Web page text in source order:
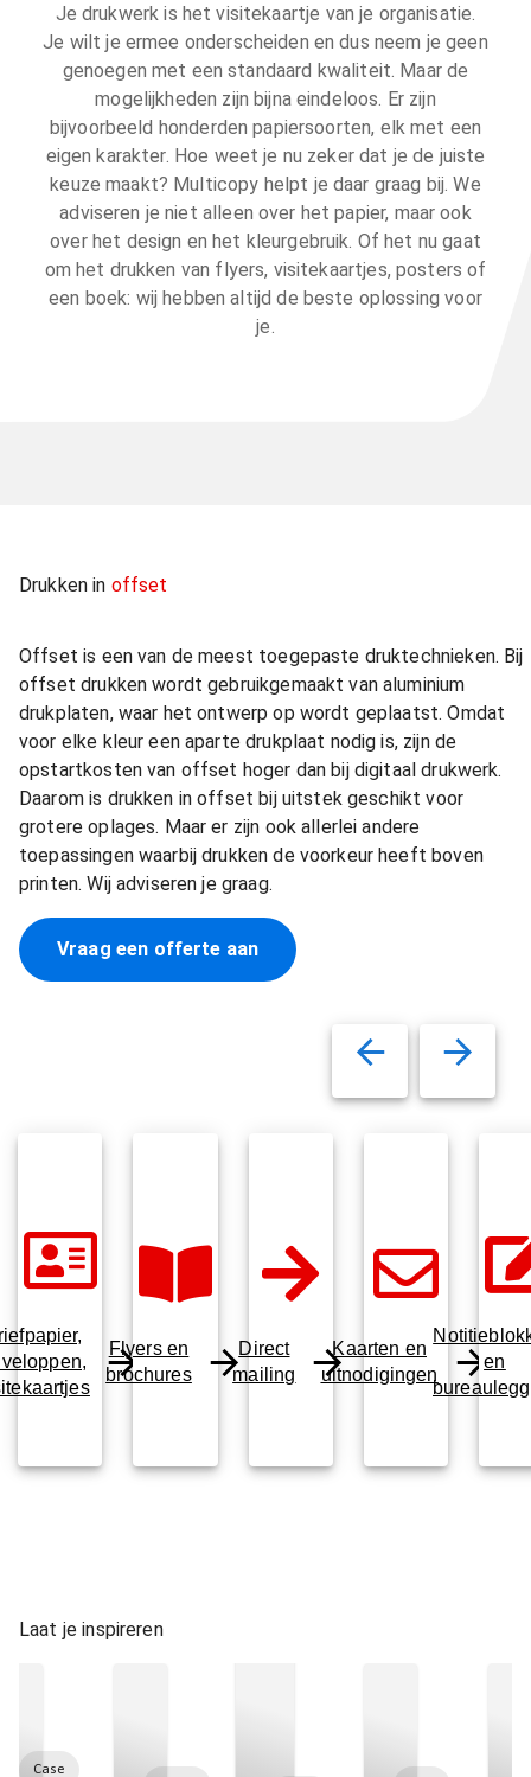
Je drukwerk is het visitekaartje van je organisatie.
Je wilt je ermee onderscheiden en dus neem je geen
genoegen met een standaard kwaliteit. Maar de
mogelijkheden zijn bijna eindeloos. Er zijn
bijvoorbeeld honderden papiersoorten, elk met een
eigen karakter. Hoe weet je nu zeker dat je de juiste
keuze maakt? Multicopy helpt je daar graag bij. We
adviseren je niet alleen over het papier, maar ook
over het design en het kleurgebruik. Of het nu gaat
om het drukken van flyers, visitekaartjes, posters of
een boek: wij hebben altijd de beste oplossing voor
je.
Drukken in offset
Offset is een van de meest toegepaste druktechnieken. Bij
offset drukken wordt gebruikgemaakt van aluminium
drukplaten, waar het ontwerp op wordt geplaatst. Omdat
voor elke kleur een aparte drukplaat nodig is, zijn de
opstartkosten van offset hoger dan bij digitaal drukwerk.
Daarom is drukken in offset bij uitstek geschikt voor
grotere oplages. Maar er zijn ook allerlei andere
toepassingen waarbij drukken de voorkeur heeft boven
printen. Wij adviseren je graag.
Vraag een offerte aan
Flyers en
brochures
Direct
mailing
Kaarten en
uitnodigingen
en
Laat je inspireren
Case